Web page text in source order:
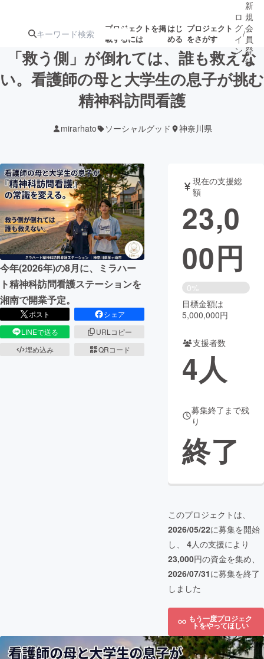
プロジェクトを掲
載するには
はじ
める
プロジェクト
をさがす
注目のリ 注目の新着プロ募集終了が近いプ
テクノロジー・ガジェット
映像・映画 書籍・雑誌
ビジネス・起業 チャレンジ
まちづくり・地域活性化
CAMPFIRE for Social Good CAMPFIRE Creation
CAMPFIREふるさと納税
コミュニティ
ロ
グ
イ
ン
/
新
規
会
員
登
録
「救う側」が倒れては、誰も救えな
い。看護師の母と大学生の息子が挑む
精神科訪問看護
mirarhato ソーシャルグッド 神奈川県
今年(2026年)の8月に、ミラハー
ト精神科訪問看護ステーションを
湘南で開業予定。
ポスト
シェア
LINEで送る
URLコピー
埋め込み
QRコード
現在の支援総
額
23,0
00円
0%
目標金額は
5,000,000円
支援者数
4人
募集終了まで残
り
終了
このプロジェクトは、
2026/05/22に募集を開始
し、 4人の支援により
23,000円の資金を集め、
2026/07/31に募集を終了
しました
もう一度プロジェク
トをやってほしい